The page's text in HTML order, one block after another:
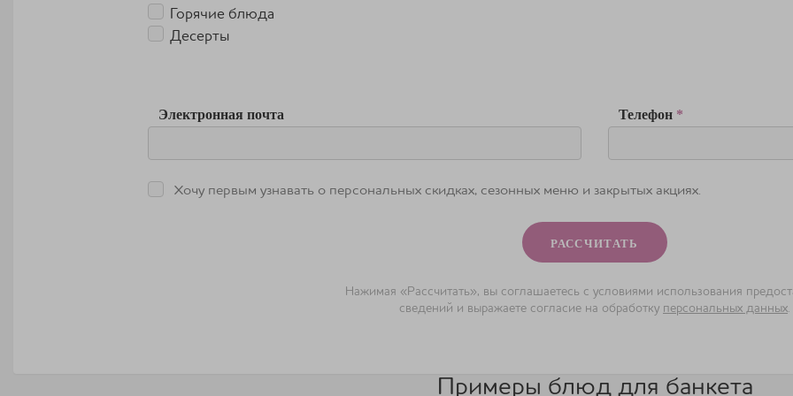
Горячие блюда
Десерты
Электронная почта Телефон *
Хочу первым узнавать о персональных скидках, сезонных меню и закрытых акциях.
Нажимая «Рассчитать», вы соглашаетесь с условиями использования
сведений и выражаете согласие на обработку персональных данных.
Примеры блюд для банкета